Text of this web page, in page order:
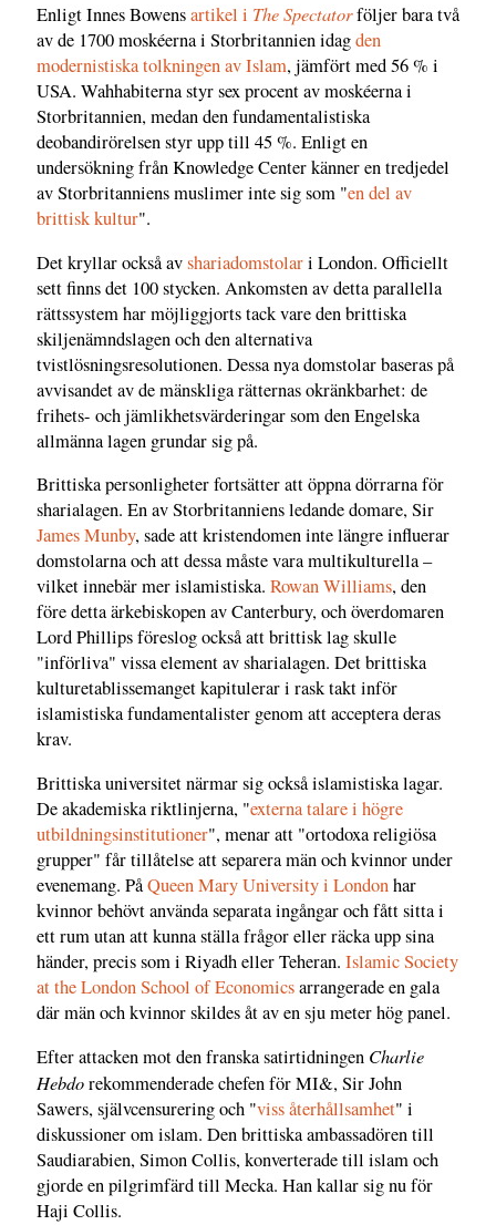
Enligt Innes Bowensartikel i The Spectatorföljer bara två
av de 1700 moskéerna i Storbritannien idagden
modernistiska tolkningen av Islam, jämfört med 56 % i
USA. Wahhabiterna styr sex procent av moskéerna i
Storbritannien, medan den fundamentalistiska
deobandirörelsen styr upp till 45 %. Enligt en
undersökning från Knowledge Center känner en tredjedel
av Storbritanniens muslimer inte sig som "en del av
brittisk kultur".
Det kryllar också avshariadomstolari London. Officiellt
sett finns det 100 stycken. Ankomsten av detta parallella
rättssystem har möjliggjorts tack vare den brittiska
skiljenämndslagen och den alternativa
tvistlösningsresolutionen. Dessa nya domstolar baseras på
avvisandet av de mänskliga rätternas okränkbarhet: de
frihets- och jämlikhetsvärderingar som den Engelska
allmänna lagen grundar sig på.
Brittiska personligheter fortsätter att öppna dörrarna för
sharialagen. En av Storbritanniens ledande domare, Sir
James Munby, sade att kristendomen inte längre influerar
domstolarna och att dessa måste vara multikulturella –
vilket innebär mer islamistiska. Rowan Williams, den
före detta ärkebiskopen av Canterbury, och överdomaren
Lord Phillips föreslog också att brittisk lag skulle
"införliva" vissa element av sharialagen. Det brittiska
kulturetablissemanget kapitulerar i rask takt inför
islamistiska fundamentalister genom att acceptera deras
krav.
Brittiska universitet närmar sig också islamistiska lagar.
De akademiska riktlinjerna, "externa talare i högre
utbildningsinstitutioner", menar att "ortodoxa religiösa
grupper" får tillåtelse att separera män och kvinnor under
evenemang. PåQueen Mary University i Londonhar
kvinnor behövt använda separata ingångar och fått sitta i
ett rum utan att kunna ställa frågor eller räcka upp sina
händer, precis som i Riyadh eller Teheran. Islamic Society
at the London School of Economicsarrangerade en gala
där män och kvinnor skildes åt av en sju meter hög panel.
Efter attacken mot den franska satirtidningen Charlie
Hebdorekommenderade chefen för MI&, Sir John
Sawers, självcensurering och "viss återhållsamhet" i
diskussioner om islam. Den brittiska ambassadören till
Saudiarabien, Simon Collis, konverterade till islam och
gjorde en pilgrimfärd till Mecka. Han kallar sig nu för
Haji Collis.